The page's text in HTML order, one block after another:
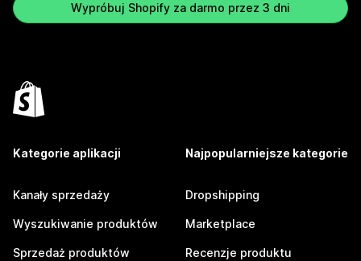
Wypróbuj Shopify za darmo przez 3 dni
Kategorie aplikacji
Kanały sprzedaży
Wyszukiwanie produktów
Sprzedaż produktów
Najpopularniejsze kategorie
Dropshipping
Marketplace
Recenzje produktu